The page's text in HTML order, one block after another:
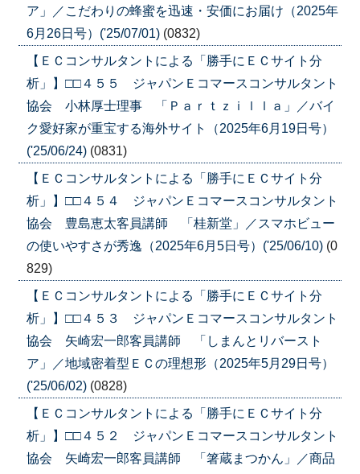
ア」／こだわりの蜂蜜を迅速・安価にお届け（2025年
6月26日号）('25/07/01) (0832)
【ＥＣコンサルタントによる「勝手にＥＣサイト分
析」】□□４５５ ジャパンＥコマースコンサルタント
協会 小林厚士理事 「Ｐａｒｔｚｉｌｌａ」／バイ
ク愛好家が重宝する海外サイト（2025年6月19日号）
('25/06/24) (0831)
【ＥＣコンサルタントによる「勝手にＥＣサイト分
析」】□□４５４ ジャパンＥコマースコンサルタント
協会 豊島恵太客員講師 「桂新堂」／スマホビュー
の使いやすさが秀逸（2025年6月5日号）('25/06/10) (0
829)
【ＥＣコンサルタントによる「勝手にＥＣサイト分
析」】□□４５３ ジャパンＥコマースコンサルタント
協会 矢崎宏一郎客員講師 「しまんとリバースト
ア」／地域密着型ＥＣの理想形（2025年5月29日号）
('25/06/02) (0828)
【ＥＣコンサルタントによる「勝手にＥＣサイト分
析」】□□４５２ ジャパンＥコマースコンサルタント
協会 矢崎宏一郎客員講師 「箸蔵まつかん」／商品